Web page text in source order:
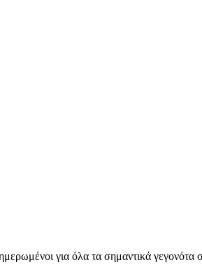
για όλα τα σημαντικά